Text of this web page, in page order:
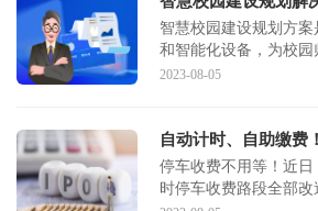
智慧校园建设规划方
和智能化设备，为校园
2023-08-05
停车收费不用等！近
时停车收费路段全部改